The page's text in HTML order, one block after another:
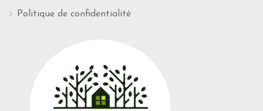
Politique de confidentialité